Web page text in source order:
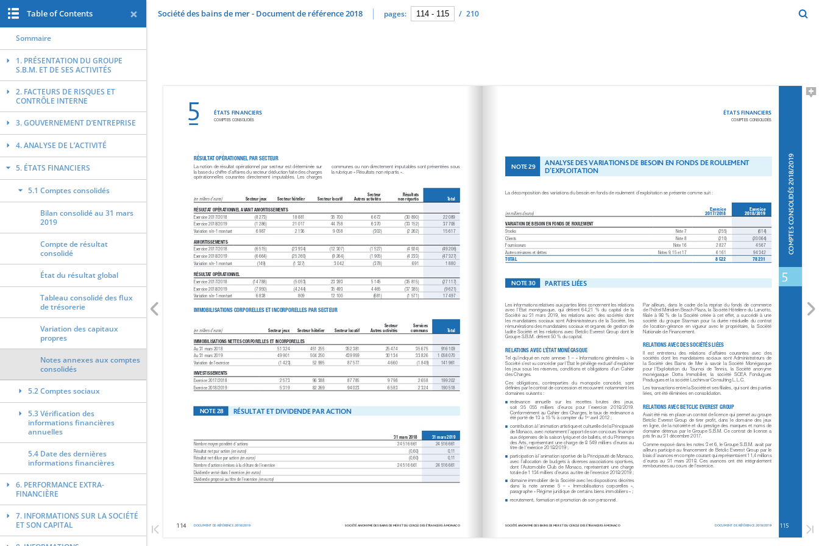
Société des bains de mer - Document de référence 2018 pages: / 210
Table of Contents
Sommaire
1. PRÉSENTATION DU GROUPE
S.B.M. ET DE SES ACTIVITÉS
2. FACTEURS DE RISQUES ET
CONTRÔLE INTERNE
3. GOUVERNEMENT D’ENTREPRISE
4. ANALYSE DE L’ACTIVITÉ
5. ÉTATS FINANCIERS
5.1 Comptes consolidés
Bilan consolidé au 31 mars
2019
Compte de résultat
consolidé
État du résultat global
Tableau consolidé des flux
de trésorerie
Variation des capitaux
propres
Notes annexes aux comptes
consolidés
5.2 Comptes sociaux
5.3 Vérification des
informations financières
annuelles
5.4 Date des dernières
informations financières
6. PERFORMANCE EXTRA-
FINANCIÈRE
7. INFORMATIONS SUR LA SOCIÉTÉ
ET SON CAPITAL